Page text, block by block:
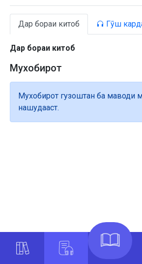
Дар бораи китоб Гӯш
Дар бораи китоб
Мухобирот
Мухобирот гузоштан ба маводи
нашудааст.